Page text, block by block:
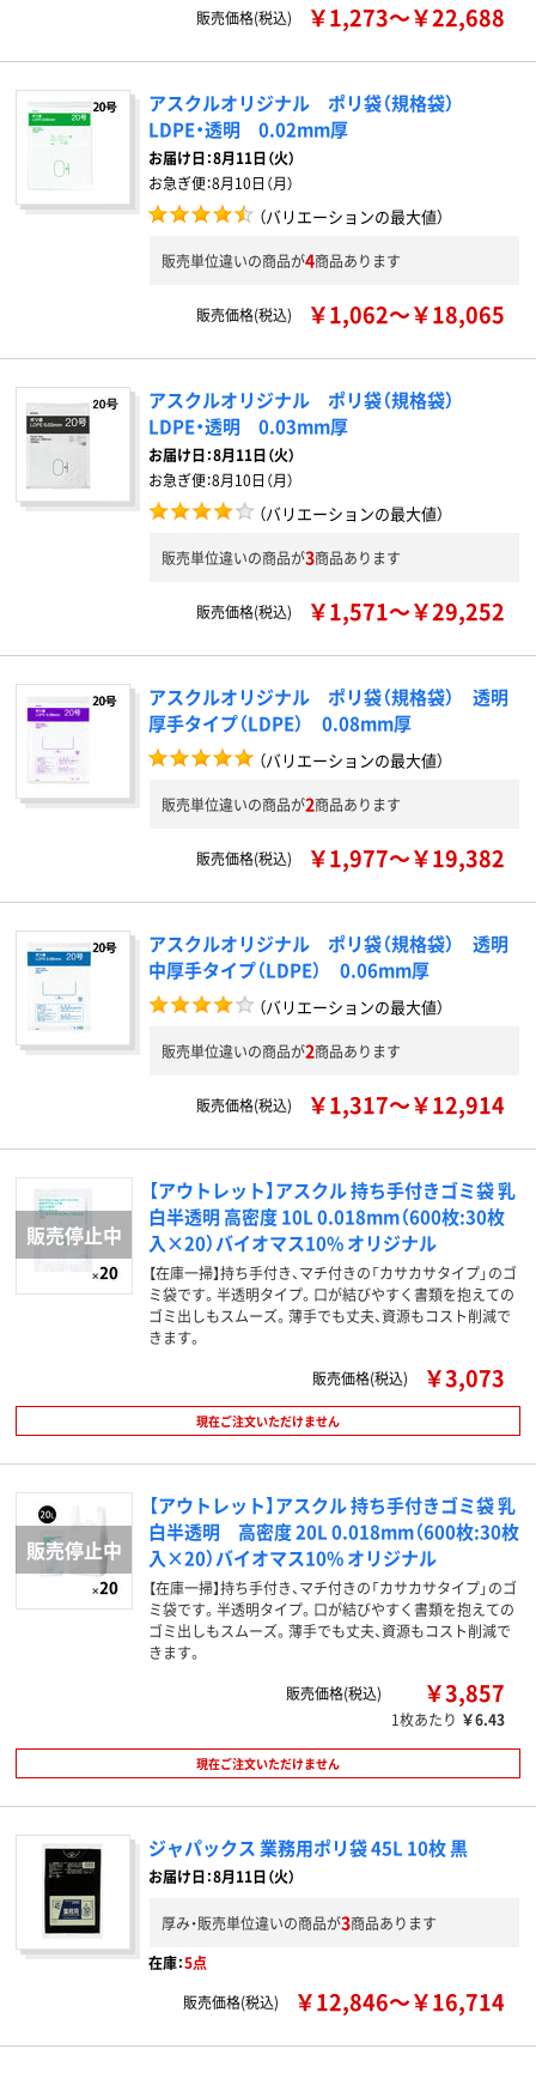
販売価格(税込) ￥1,273～￥22,688
アスクルオリジナル ポリ袋（規格袋）
LDPE・透明 0.02mm厚
お届け日：8月11日（火）
お急ぎ便：8月10日（月）
（バリエーションの最大値）
販売単位違いの商品が4商品あります
販売価格(税込) ￥1,062～￥18,065
アスクルオリジナル ポリ袋（規格袋）
LDPE・透明 0.03mm厚
お届け日：8月11日（火）
お急ぎ便：8月10日（月）
（バリエーションの最大値）
販売単位違いの商品が3商品あります
販売価格(税込) ￥1,571～￥29,252
アスクルオリジナル ポリ袋（規格袋） 透明
厚手タイプ（LDPE） 0.08mm厚
（バリエーションの最大値）
販売単位違いの商品が2商品あります
販売価格(税込) ￥1,977～￥19,382
アスクルオリジナル ポリ袋（規格袋） 透明
中厚手タイプ（LDPE） 0.06mm厚
（バリエーションの最大値）
販売単位違いの商品が2商品あります
販売価格(税込) ￥1,317～￥12,914
【アウトレット】アスクル 持ち手付きゴミ袋 乳
白半透明 高密度 10L 0.018mm（600枚:30枚
入×20）バイオマス10% オリジナル
【在庫一掃】持ち手付き、マチ付きの「カサカサタイプ」のゴ
ミ袋です。半透明タイプ。口が結びやすく書類を抱えての
ゴミ出しもスムーズ。薄手でも丈夫、資源もコスト削減で
きます。
販売価格(税込)
￥3,073
現在ご注文いただけません
【アウトレット】アスクル 持ち手付きゴミ袋 乳
白半透明 高密度 20L 0.018mm（600枚:30枚
入×20）バイオマス10% オリジナル
【在庫一掃】持ち手付き、マチ付きの「カサカサタイプ」のゴ
ミ袋です。半透明タイプ。口が結びやすく書類を抱えての
ゴミ出しもスムーズ。薄手でも丈夫、資源もコスト削減で
きます。
販売価格(税込)
￥3,857
1枚あたり ￥6.43
現在ご注文いただけません
ジャパックス 業務用ポリ袋 45L 10枚 黒
お届け日：8月11日（火）
厚み・販売単位違いの商品が3商品あります
在庫：5点
販売価格(税込)
￥12,846～￥16,714